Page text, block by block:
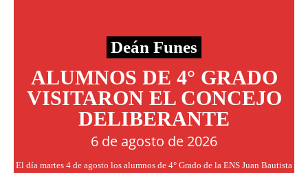
Deán Funes
ALUMNOS DE 4° GRADO
VISITARON EL CONCEJO
DELIBERANTE
6 de agosto de 2026
El día martes 4 de agosto los alumnos de 4° Grado de la ENS Juan Bautista